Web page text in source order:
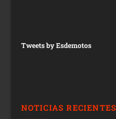
Tweets by Esdemotos
NOTICIAS RECIENTES